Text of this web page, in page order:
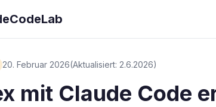
20. Februar 2026(Aktualisiert: 2.6.2026)
mit Claude Code